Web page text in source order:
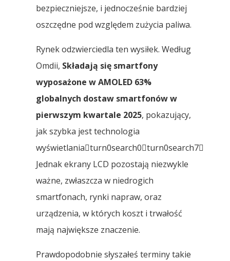
bezpieczniejsze, i jednocześnie bardziej
oszczędne pod względem zużycia paliwa.
Rynek odzwierciedla ten wysiłek. Według
Omdii, Składają się smartfony
wyposażone w AMOLED 63%
globalnych dostaw smartfonów w
pierwszym kwartale 2025, pokazujący,
jak szybka jest technologia
wyświetlaniaturn0search0turn0search7
Jednak ekrany LCD pozostają niezwykle
ważne, zwłaszcza w niedrogich
smartfonach, rynki napraw, oraz
urządzenia, w których koszt i trwałość
mają największe znaczenie.
Prawdopodobnie słyszałeś terminy takie